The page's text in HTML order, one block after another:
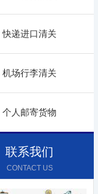
快递进口清关
机场行李清关
个人邮寄货物
联系我们
CONTACT US